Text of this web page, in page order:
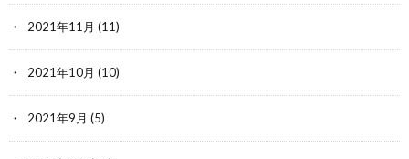
2021年11月 (11)
2021年10月 (10)
2021年9月 (5)